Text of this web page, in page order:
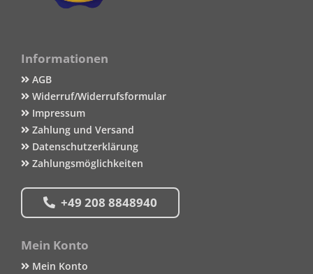
Informationen
AGB
Widerruf/Widerrufsformular
Impressum
Zahlung und Versand
Datenschutzerklärung
Zahlungsmöglichkeiten
+49 208 8848940
Mein Konto
Mein Konto